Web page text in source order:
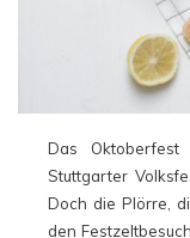
Das
Stuttgarter
Doch die Plörre,
den